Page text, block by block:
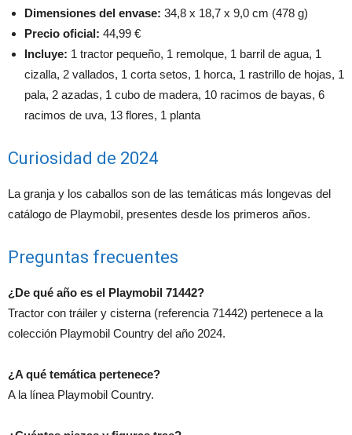
Dimensiones del envase: 34,8 x 18,7 x 9,0 cm (478 g)
Precio oficial: 44,99 €
Incluye: 1 tractor pequeño, 1 remolque, 1 barril de agua, 1
cizalla, 2 vallados, 1 corta setos, 1 horca, 1 rastrillo de hojas, 1
pala, 2 azadas, 1 cubo de madera, 10 racimos de bayas, 6
racimos de uva, 13 flores, 1 planta
Curiosidad de 2024
La granja y los caballos son de las temáticas más longevas del
catálogo de Playmobil, presentes desde los primeros años.
Preguntas frecuentes
¿De qué año es el Playmobil 71442?
Tractor con tráiler y cisterna (referencia 71442) pertenece a la
colección Playmobil Country del año 2024.
¿A qué temática pertenece?
A la línea Playmobil Country.